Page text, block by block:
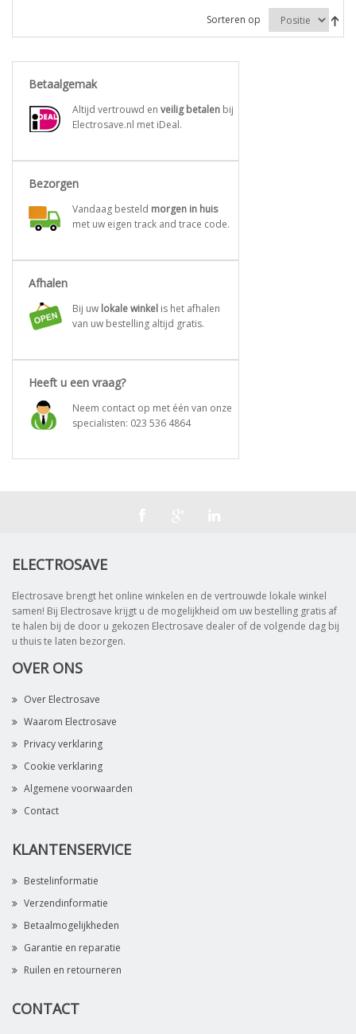
Sorteren op
Betaalgemak
Altijd vertrouwd en veilig betalen bij
Electrosave.nl met iDeal.
Bezorgen
Vandaag besteld morgen in huis
met uw eigen track and trace code.
Afhalen
Bij uw lokale winkel is het afhalen
van uw bestelling altijd gratis.
Heeft u een vraag?
Neem contact op met één van onze
specialisten: 023 536 4864
ELECTROSAVE
Electrosave brengt het online winkelen en de vertrouwde lokale winkel
samen! Bij Electrosave krijgt u de mogelijkheid om uw bestelling gratis af
te halen bij de door u gekozen Electrosave dealer of de volgende dag bij
u thuis te laten bezorgen.
OVER ONS
Over Electrosave
Waarom Electrosave
Privacy verklaring
Cookie verklaring
Algemene voorwaarden
Contact
KLANTENSERVICE
Bestelinformatie
Verzendinformatie
Betaalmogelijkheden
Garantie en reparatie
Ruilen en retourneren
CONTACT